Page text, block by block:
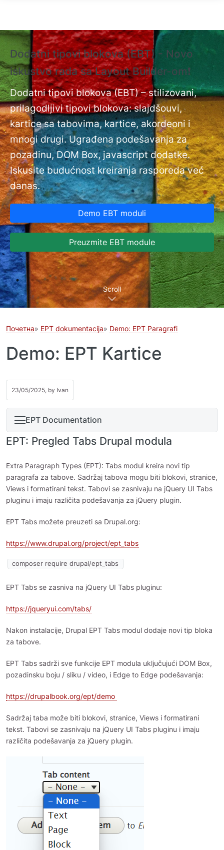
Dodatni tipovi blokova (EBT) - Novo
iskustvo rada sa Layout Builder-om❗
Dodatni tipovi blokova (EBT) – stilizovani,
prilagodljivi tipovi blokova: slajdšouvi,
kartice sa tabovima, kartice, akordeoni i
mnogi drugi. Ugrađena podešavanja za
pozadinu, DOM Box, javascript dodatke.
Iskusite budućnost kreiranja rasporeda već
danas.
Demo EBT moduli
Preuzmite EBT module
na
Scroll
Почетна EPT dokumentacija Demo: EPT Paragrafi
Demo: EPT Kartice
23/05/2025, by Ivan
EPT Documentation
EPT: Pregled Tabs Drupal modula
Extra Paragraph Types (EPT): Tabs modul kreira novi tip
paragrafa za tabove. Sadržaj tabova mogu biti blokovi, stranice,
Views i formatirani tekst. Tabovi se zasnivaju na jQuery UI Tabs
pluginu i imaju različita podešavanja za jQuery plugin.
EPT Tabs možete preuzeti sa Drupal.org:
https://www.drupal.org/project/ept_tabs
composer require drupal/ept_tabs
EPT Tabs se zasniva na jQuery UI Tabs pluginu:
https://jqueryui.com/tabs/
Nakon instalacije, Drupal EPT Tabs modul dodaje novi tip bloka
za tabove.
EPT Tabs sadrži sve funkcije EPT modula uključujući DOM Box,
pozadinsku boju / sliku / video, i Edge to Edge podešavanja:
https://drupalbook.org/ept/demo
Sadržaj taba može biti blokovi, stranice, Views i formatirani
tekst. Tabovi se zasnivaju na jQuery UI Tabs pluginu i imaju
različita podešavanja za jQuery plugin.